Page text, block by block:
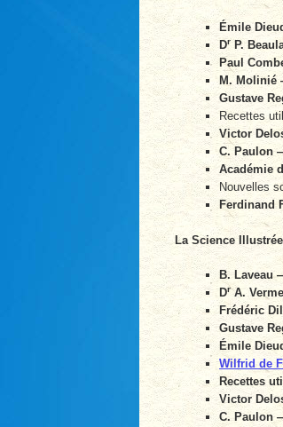
Émile
DrP.
Paul
M.
Gustave
Recettes
Victor
C. Paulon
Académie
Nouvelles
Ferdinand
La Science Illustrée
B. Laveau
DrA.
Frédéric
Gustave
Émile
Wilfrid de
Recettes
Victor
C. Paulon